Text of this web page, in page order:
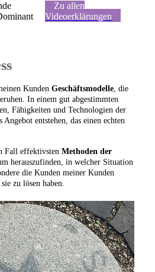
Zu allen
Videoerklärungen
Kunden Geschäftsmodelle, die
In einem gut abgestimmten
Fähigkeiten und Technologien der
entstehen, das einen echten
Fall effektivsten Methoden der
herauszufinden, in welcher Situation
die Kunden meiner Kunden
zu lösen haben.